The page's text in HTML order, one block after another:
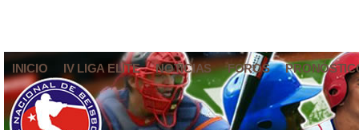
INICIO IV LIGA ELITE NOTICIAS FOROS